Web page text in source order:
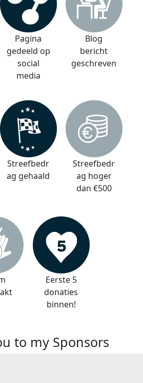
Pagina
gedeeld op
social
media
Blog
bericht
geschreven
Streefbedr
ag gehaald
Streefbedr
ag hoger
dan €500
Eerste 5
donaties
binnen!
to my Sponsors